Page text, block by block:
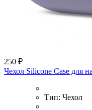
250 ₽
Чехол Silicone Case для
Тип: Чехол